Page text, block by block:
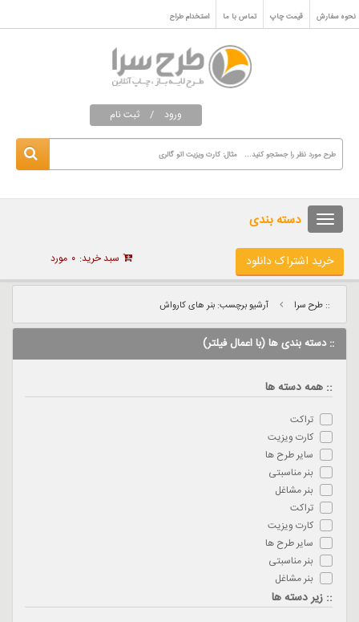
نحوه سفارش قیمت چاپ تماس با ما استخدام طراح
ورود / ثبت نام
دسته بندی
خرید اشتراک دانلود سبد خرید: ۰ مورد
:: طرح سرا آرشیو برچسب: بنر های کارواش
:: دسته بندی ها (با اعمال فیلتر)
:: همه دسته ها
تراکت
کارت ویزیت
سایر طرح ها
بنر مناسبتی
بنر مشاغل
تراکت
کارت ویزیت
سایر طرح ها
بنر مناسبتی
بنر مشاغل
:: زیر دسته ها